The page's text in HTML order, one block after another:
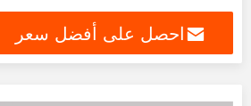
احصل على أفضل سعر